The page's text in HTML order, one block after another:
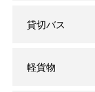
貸切バス
軽貨物